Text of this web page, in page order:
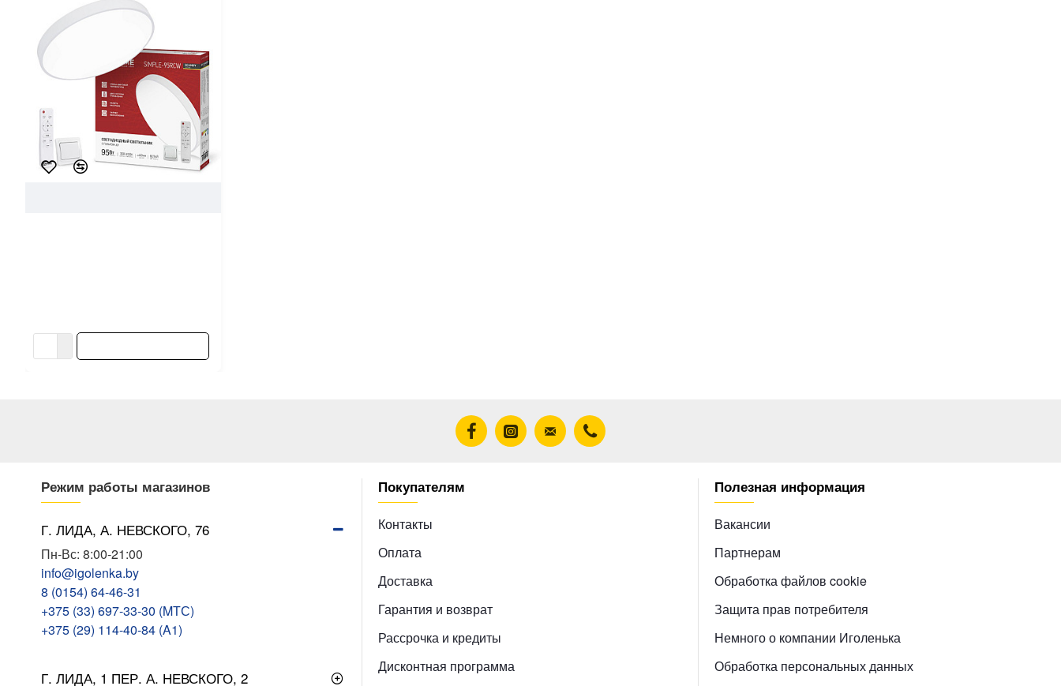
Режим работы магазинов
Г. ЛИДА, А. НЕВСКОГО, 76
Пн-Вс: 8:00-21:00
info@igolenka.by
8 (0154) 64-46-31
+375 (33) 697-33-30 (MТС)
+375 (29) 114-40-84 (A1)
Г. ЛИДА, 1 ПЕР. А. НЕВСКОГО, 2
Покупателям
Контакты
Оплата
Доставка
Гарантия и возврат
Рассрочка и кредиты
Дисконтная программа
Полезная информация
Вакансии
Партнерам
Обработка файлов cookie
Защита прав потребителя
Немного о компании Иголенька
Обработка персональных данных